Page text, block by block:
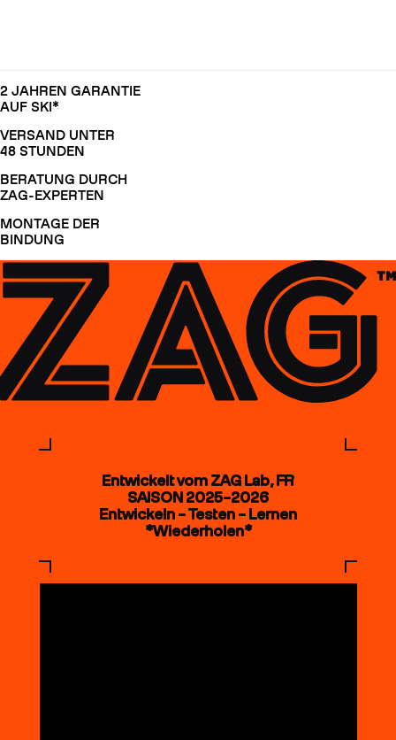
2 JAHREN GARANTIE
AUF SKI*
VERSAND UNTER
48 STUNDEN
BERATUNG DURCH
ZAG-EXPERTEN
MONTAGE DER
BINDUNG
Entwickelt vom ZAG Lab, FR
SAISON 2025–2026
Entwickeln – Testen – Lernen
*Wiederholen*